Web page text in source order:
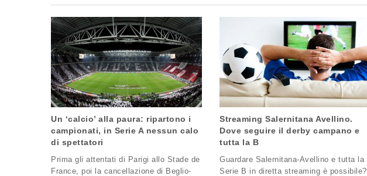
Un ‘calcio’ alla paura: ripartono i
campionati, in Serie A nessun calo
di spettatori
Prima gli attentati di Parigi allo Stade de
France, poi la cancellazione di Beglio-
Streaming Salernitana Avellino.
Dove seguire il derby campano e
tutta la B
Guardare Salernitana-Avellino e tutta la
Serie B in diretta streaming è possibile?